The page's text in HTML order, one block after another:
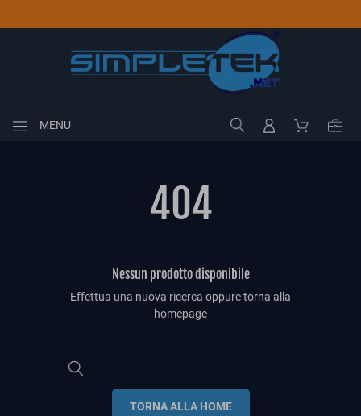
MENU
404
Nessun prodotto disponibile
Effettua una nuova ricerca oppure torna alla
homepage
TORNA ALLA HOME